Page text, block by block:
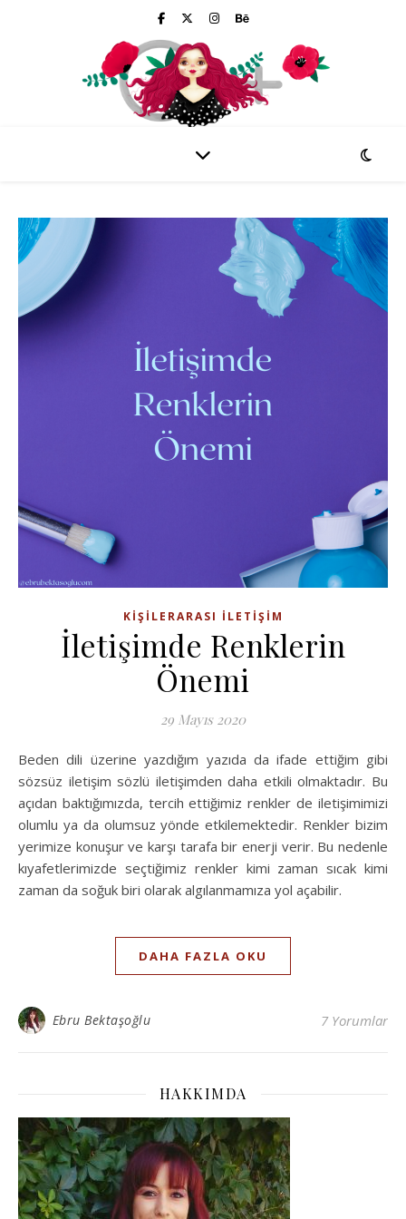
KIŞILERARASI İLETIŞIM
İletişimde Renklerin
Önemi
29 Mayıs 2020
Beden dili üzerine yazdığım yazıda da ifade ettiğim gibi
sözsüz iletişim sözlü iletişimden daha etkili olmaktadır. Bu
açıdan baktığımızda, tercih ettiğimiz renkler de iletişimimizi
olumlu ya da olumsuz yönde etkilemektedir. Renkler bizim
yerimize konuşur ve karşı tarafa bir enerji verir. Bu nedenle
kıyafetlerimizde seçtiğimiz renkler kimi zaman sıcak kimi
zaman da soğuk biri olarak algılanmamıza yol açabilir.
DAHA FAZLA OKU
Ebru Bektaşoğlu 7 Yorumlar
HAKKIMDA